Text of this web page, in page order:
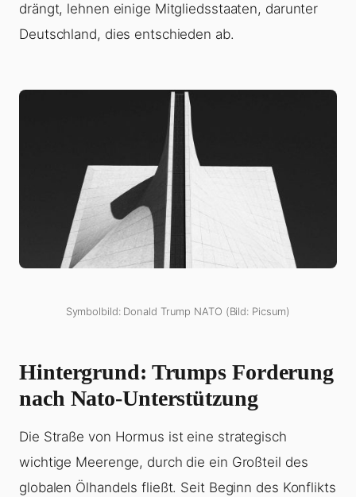
drängt, lehnen einige Mitgliedsstaaten, darunter
Deutschland, dies entschieden ab.
Symbolbild: Donald Trump NATO (Bild: Picsum)
Hintergrund: Trumps Forderung
nach Nato-Unterstützung
Die Straße von Hormus ist eine strategisch
wichtige Meerenge, durch die ein Großteil des
globalen Ölhandels fließt. Seit Beginn des Konflikts